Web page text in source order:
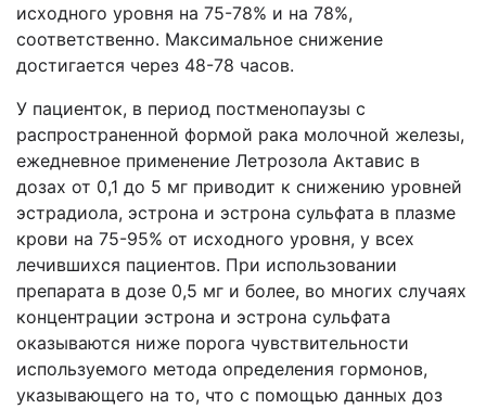
исходного уровня на 75-78% и на 78%,
соответственно. Максимальное снижение
достигается через 48-78 часов.
У пациенток, в период постменопаузы с
распространенной формой рака молочной железы,
ежедневное применение Летрозола Актавис в
дозах от 0,1 до 5 мг приводит к снижению уровней
эстрадиола, эстрона и эстрона сульфата в плазме
крови на 75-95% от исходного уровня, у всех
лечившихся пациентов. При использовании
препарата в дозе 0,5 мг и более, во многих случаях
концентрации эстрона и эстрона сульфата
оказываются ниже порога чувствительности
используемого метода определения гормонов,
указывающего на то, что с помощью данных доз